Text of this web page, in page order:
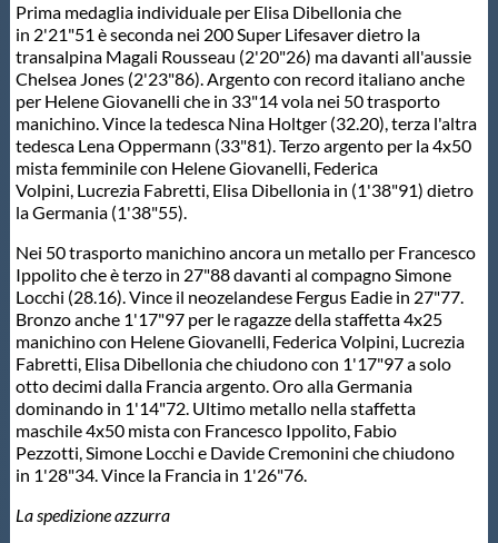
Privacy
Cookie Policy
Archivio News
Flash News
Galleria fotografica
Videogallery
Intranet
Prima medaglia individuale per Elisa Dibellonia che
in 2'21"51 è seconda nei 200 Super Lifesaver dietro la
transalpina Magali Rousseau (2'20"26) ma davanti all'aussie
Chelsea Jones (2'23"86). Argento con record italiano anche
per Helene Giovanelli che in 33"14 vola nei 50 trasporto
manichino. Vince la tedesca Nina Holtger (32.20), terza l'altra
tedesca Lena Oppermann (33"81). Terzo argento per la 4x50
mista femminile con Helene Giovanelli, Federica
Volpini, Lucrezia Fabretti, Elisa Dibellonia in (1'38"91) dietro
la Germania (1'38"55).
Nei 50 trasporto manichino ancora un metallo per Francesco
Ippolito che è terzo in 27"88 davanti al compagno Simone
Locchi (28.16). Vince il neozelandese Fergus Eadie in 27"77.
Bronzo anche 1'17"97 per le ragazze della staffetta 4x25
manichino con Helene Giovanelli, Federica Volpini, Lucrezia
Fabretti, Elisa Dibellonia che chiudono con 1'17"97 a solo
otto decimi dalla Francia argento. Oro alla Germania
dominando in 1'14"72. Ultimo metallo nella staffetta
maschile 4x50 mista con Francesco Ippolito, Fabio
Pezzotti, Simone Locchi e Davide Cremonini che chiudono
in 1'28"34. Vince la Francia in 1'26"76.
La spedizione azzurra